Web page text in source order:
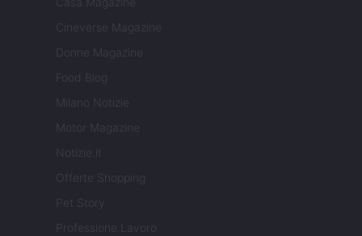
Cineverse Magazine
Donne Magazine
Food Blog
Milano Notizie
Motor Magazine
Notizie.it
Offerte Shopping
Pet Story
Professione Lavoro